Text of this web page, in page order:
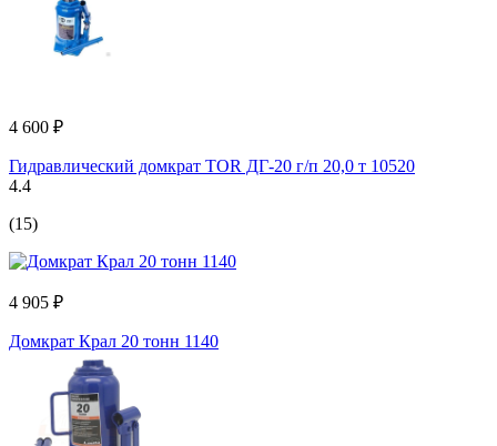
4 600 ₽
Гидравлический домкрат TOR ДГ-20 г/п 20,0 т 10520
4.4
(15)
4 905 ₽
Домкрат Крал 20 тонн 1140